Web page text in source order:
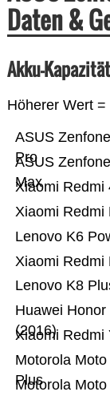
Daten &
Akku-
Höherer Wert =
Motorola Moto
Motorola Moto
Plus
Xiaomi Redmi
Huawei Honor
(2016)
Lenovo K8
Xiaomi Redmi
Lenovo K6
Xiaomi Redmi
Xiaomi Redmi
ASUS
Max
ASUS
Pro